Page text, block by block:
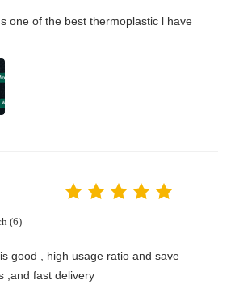
one of the best thermoplastic l have
(6)
good , high usage ratio and save
,and fast delivery